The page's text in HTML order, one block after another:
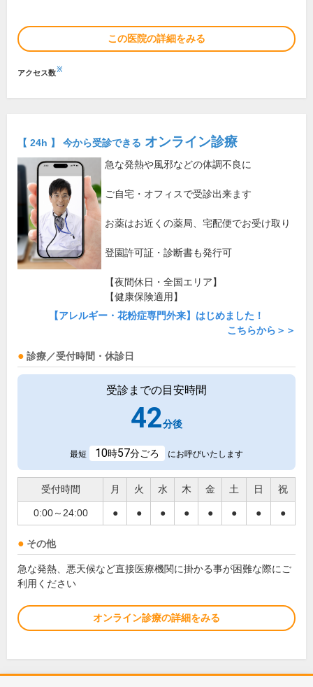
この医院の詳細をみる
アクセス数※
【 24h 】 今から受診できる オンライン診療
急な発熱や風邪などの体調不良に
ご自宅・オフィスで受診出来ます
お薬はお近くの薬局、宅配便でお受け取り
登園許可証・診断書も発行可
【夜間休日・全国エリア】
【健康保険適用】
【アレルギー・花粉症専門外来】はじめました！
こちらから＞＞
診療／受付時間・休診日
受診までの目安時間
42分後
最短 10時57分ごろ にお呼びいたします
受付時間 月 火 水 木 金 土 日 祝
0:00～24:00 ● ● ● ● ● ● ● ●
その他
急な発熱、悪天候など直接医療機関に掛かる事が困難な際にご
利用ください
オンライン診療の詳細をみる